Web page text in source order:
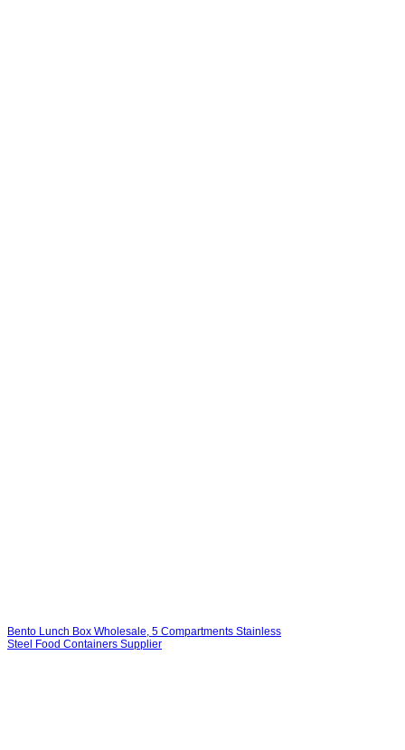
Bento Lunch Box Wholesale, 5 Compartments Stainless
Steel Food Containers Supplier